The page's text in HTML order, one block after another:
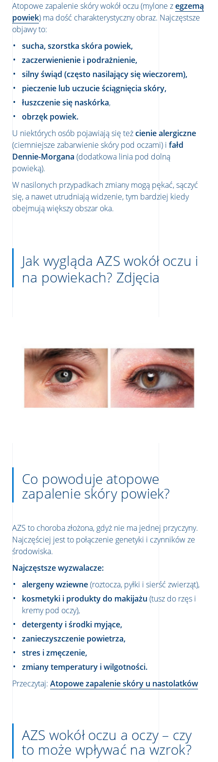
Atopowe zapalenie skóry wokół oczu (mylone zegzemą
powiek) ma dość charakterystyczny obraz. Najczęstsze
objawy to:
sucha, szorstka skóra powiek,
zaczerwienienie i podrażnienie,
silny świąd (często nasilający się wieczorem),
pieczenie lub uczucie ściągnięcia skóry,
łuszczenie się naskórka,
obrzęk powiek.
U niektórych osób pojawiają się teżcienie alergiczne
(ciemniejsze zabarwienie skóry pod oczami) i fałd
Dennie-Morgana (dodatkowa linia pod dolną
powieką).
W nasilonych przypadkach zmiany mogą pękać, sączyć
się, a nawet utrudniają widzenie, tym bardziej kiedy
obejmują większy obszar oka.
Jak wygląda AZS wokół oczu i
na powiekach? Zdjęcia
Co powoduje atopowe
zapalenie skóry powiek?
AZS to choroba złożona, gdyż nie ma jednej przyczyny.
Najczęściej jest to połączenie genetyki i czynników ze
środowiska.
Najczęstsze wyzwalacze:
alergeny wziewne(roztocza, pyłki i sierść zwierząt),
kosmetyki i produkty do makijażu (tusz do rzęs i
kremy pod oczy),
detergenty i środki myjące,
zanieczyszczenie powietrza,
stres i zmęczenie,
zmiany temperatury i wilgotności.
Przeczytaj: Atopowe zapalenie skóry u nastolatków
AZS wokół oczu a oczy – czy
to może wpływać na wzrok?